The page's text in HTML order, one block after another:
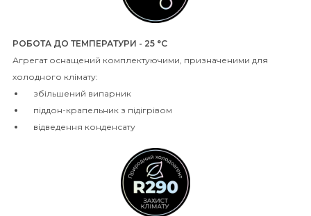
РОБОТА ДО ТЕМПЕРАТУРИ - 25 °C
Агрегат оснащений комплектуючими, призначеними для
холодного клімату:
збільшений випарник
піддон-крапельник з підігрівом
відведення конденсату